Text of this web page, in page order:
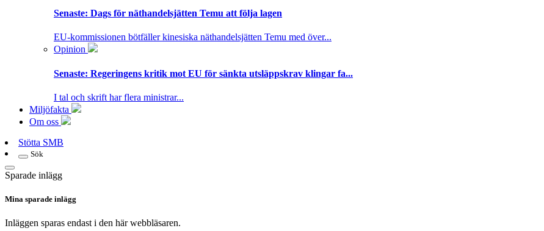
Senaste: Dags för näthandelsjätten Temu att följa lagen
EU-kommissionen bötfäller kinesiska näthandelsjätten Temu med över...
Opinion
Senaste: Regeringens kritik mot EU för sänkta utsläppskrav klingar fa...
I tal och skrift har flera ministrar...
Miljöfakta
Om oss
Stötta SMB
Sök
Sparade inlägg
Mina sparade inlägg
Inläggen sparas endast i den här webbläsaren.